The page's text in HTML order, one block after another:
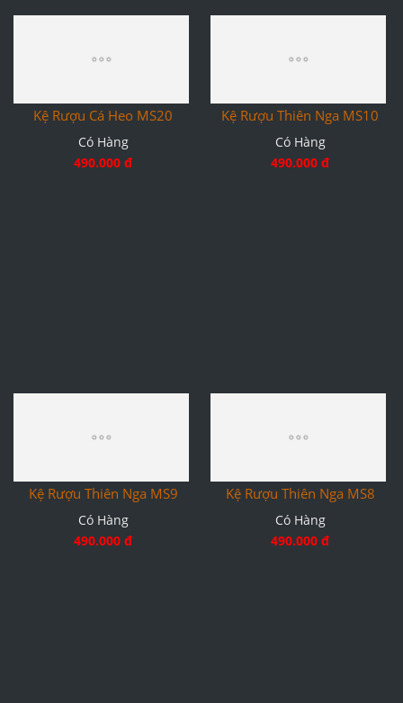
Kệ Rượu Cá Heo MS20
Có Hàng
490.000 đ
Kệ Rượu Thiên Nga MS9
Có Hàng
490.000 đ
Kệ Rượu Thiên Nga MS8
Có Hàng
490.000 đ